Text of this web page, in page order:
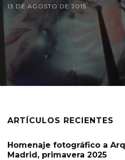
13 DE AGOSTO DE 2015
ARTÍCULOS RECIENTES
Homenaje fotográfico a
Madrid, primavera 2025